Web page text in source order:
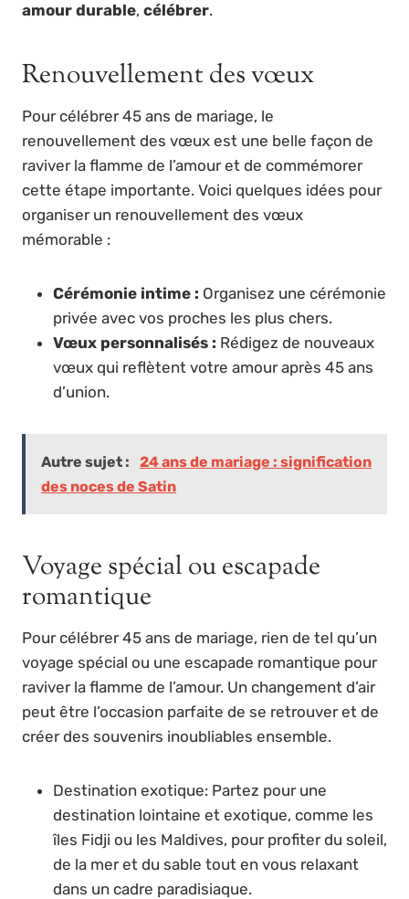
amour durable, célébrer.
Renouvellement des vœux
Pour célébrer 45 ans de mariage, le
renouvellement des vœux est une belle façon de
raviver la flamme de l’amour et de commémorer
cette étape importante. Voici quelques idées pour
organiser un renouvellement des vœux
mémorable :
Cérémonie intime : Organisez une cérémonie
privée avec vos proches les plus chers.
Vœux personnalisés : Rédigez de nouveaux
vœux qui reflètent votre amour après 45 ans
d’union.
Autre sujet :
24 ans de mariage : signification
des noces de Satin
Voyage spécial ou escapade
romantique
Pour célébrer 45 ans de mariage, rien de tel qu’un
voyage spécial ou une escapade romantique pour
raviver la flamme de l’amour. Un changement d’air
peut être l’occasion parfaite de se retrouver et de
créer des souvenirs inoubliables ensemble.
Destination exotique: Partez pour une
destination lointaine et exotique, comme les
îles Fidji ou les Maldives, pour profiter du soleil,
de la mer et du sable tout en vous relaxant
dans un cadre paradisiaque.